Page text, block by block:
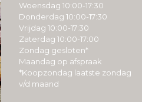
Woensdag 10:00-17:30
Donderdag 10:00-17:30
Vrijdag 10:00-17:30
Zaterdag 10:00-17:00
Zondag gesloten*
Maandag op afspraak
*Koopzondag laatste zondag
v/d maand